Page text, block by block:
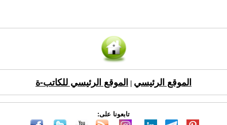
الموقع الرئيسي الموقع الرئيسي للكاتب-ة
تابعونا على: